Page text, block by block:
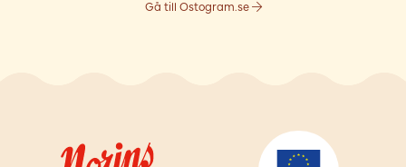
Gå till Ostogram.se